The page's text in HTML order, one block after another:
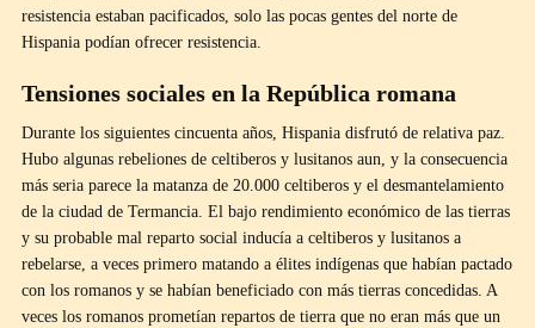
resistencia estaban pacificados, solo las pocas gentes del norte de
Hispania podían ofrecer resistencia.
Tensiones sociales en la República romana
Durante los siguientes cincuenta años, Hispania disfrutó de relativa paz.
Hubo algunas rebeliones de celtiberos y lusitanos aun, y la consecuencia
más seria parece la matanza de 20.000 celtiberos y el desmantelamiento
de la ciudad de Termancia. El bajo rendimiento económico de las tierras
y su probable mal reparto social inducía a celtiberos y lusitanos a
rebelarse, a veces primero matando a élites indígenas que habían pactado
con los romanos y se habían beneficiado con más tierras concedidas. A
veces los romanos prometían repartos de tierra que no eran más que un